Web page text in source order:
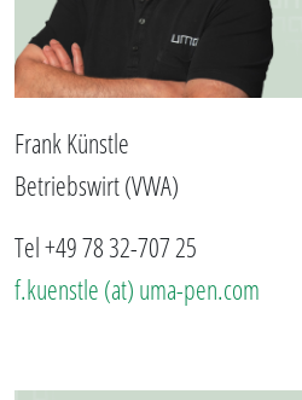
Frank Künstle
Betriebswirt (VWA)
Tel +49 78 32-707 25
f.kuenstle (at) uma-pen.com